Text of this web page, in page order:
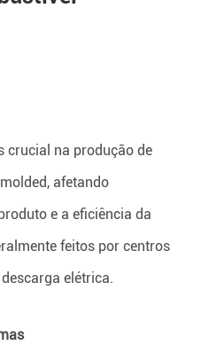
crucial na produção de
afetando
e a eficiência da
feitos por centros
elétrica.